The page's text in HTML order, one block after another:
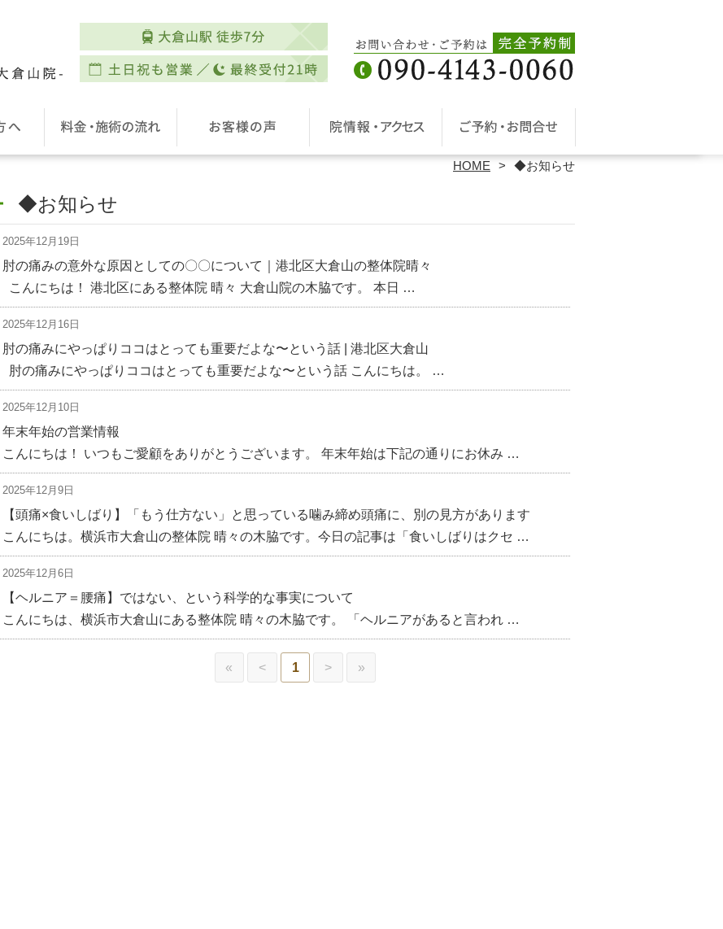
HOME ◆お知らせ
◆お知らせ
2025年12月19日
肘の痛みの意外な原因としての〇〇について｜港北区大倉山の整体院晴々
こんにちは！ 港北区にある整体院 晴々 大倉山院の木脇です。 本日 …
2025年12月16日
肘の痛みにやっぱりココはとっても重要だよな〜という話 | 港北区大倉山
肘の痛みにやっぱりココはとっても重要だよな〜という話 こんにちは。 …
2025年12月10日
年末年始の営業情報
こんにちは！ いつもご愛顧をありがとうございます。 年末年始は下記の通りにお休み …
2025年12月9日
【頭痛×食いしばり】「もう仕方ない」と思っている噛み締め頭痛に、別の見方があります
こんにちは。横浜市大倉山の整体院 晴々の木脇です。今日の記事は「食いしばりはクセ …
2025年12月6日
【ヘルニア＝腰痛】ではない、という科学的な事実について
こんにちは、横浜市大倉山にある整体院 晴々の木脇です。 「ヘルニアがあると言われ …
« < 1 > »